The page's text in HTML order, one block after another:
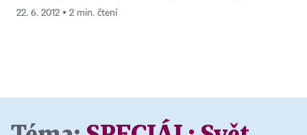
22. 6. 2012 ▪ 2 min. čtení